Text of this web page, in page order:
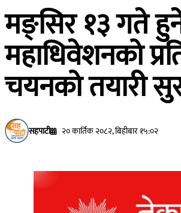
मङ्सिर १३ गते
महाधिवेशनको
चयनको तयारी
सहपाटी २० कार्तिक २०८२, बिहीबार १५:०२